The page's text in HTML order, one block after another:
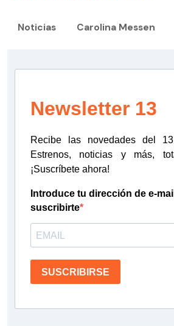
Noticias Carolina Messen
Newsletter 13
Recibe las novedades del
Estrenos, noticias y más,
¡Suscríbete ahora!
Introduce tu dirección de e-
suscribirte
SUSCRIBIRSE